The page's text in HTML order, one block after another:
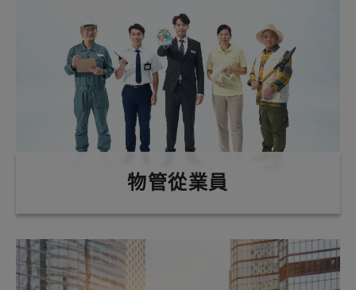
物管從業員